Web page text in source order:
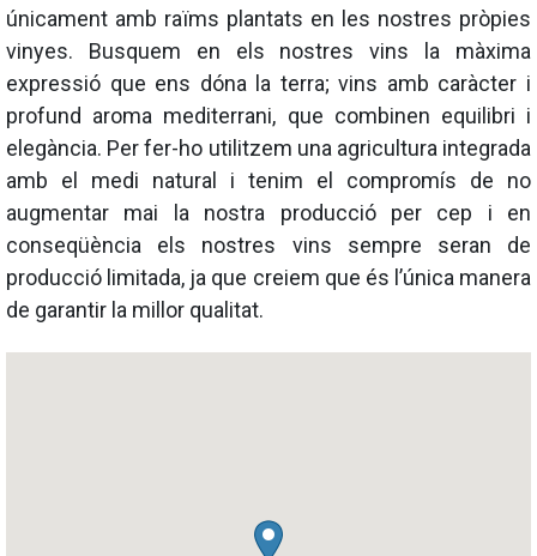
únicament amb raïms plantats en les nostres pròpies
vinyes. Busquem en els nostres vins la màxima
expressió que ens dóna la terra; vins amb caràcter i
profund aroma mediterrani, que combinen equilibri i
elegància. Per fer-ho utilitzem una agricultura integrada
amb el medi natural i tenim el compromís de no
augmentar mai la nostra producció per cep i en
conseqüència els nostres vins sempre seran de
producció limitada, ja que creiem que és l’única manera
de garantir la millor qualitat.